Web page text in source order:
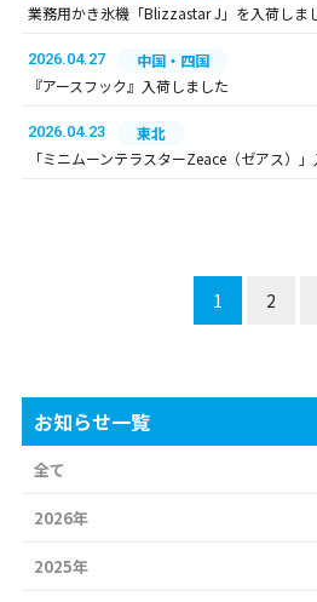
業務用かき氷機「Blizzastar J」を入荷しま
2026.04.27
中国・四国
『アースフック』入荷しました
2026.04.23
東北
「ミニムーンテラスターZeace（ゼアス）
1 2
お知らせ一覧
全て
2026年
2025年